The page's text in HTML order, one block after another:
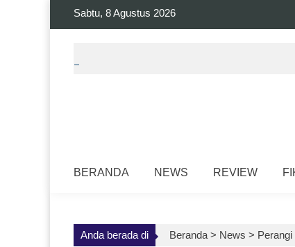
Sabtu, 8 Agustus 2026
BERANDA NEWS REVIEW
Anda berada di Beranda > News >